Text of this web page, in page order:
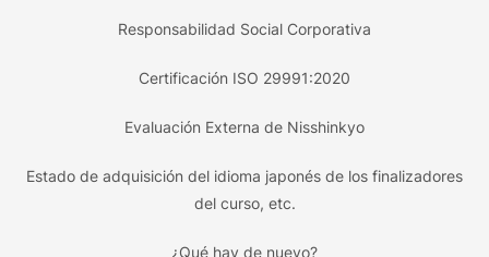
Responsabilidad Social Corporativa
Certificación ISO 29991:2020
Evaluación Externa de Nisshinkyo
Estado de adquisición del idioma japonés de los finalizadores
del curso, etc.
¿Qué hay de nuevo?